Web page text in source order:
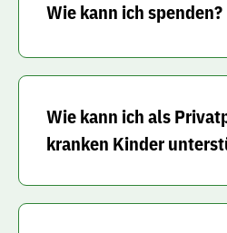
Wie kann ich spenden?
Wie kann ich als
kranken Kinder